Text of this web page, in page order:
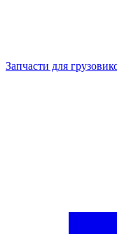
Запчасти для